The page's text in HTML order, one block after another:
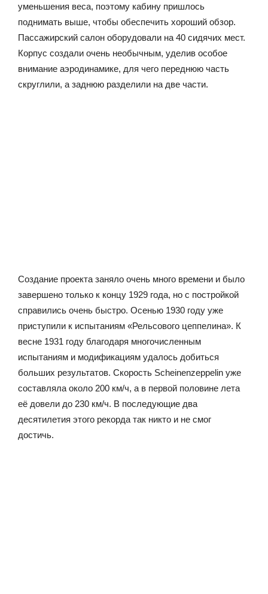
уменьшения веса, поэтому кабину пришлось
поднимать выше, чтобы обеспечить хороший обзор.
Пассажирский салон оборудовали на 40 сидячих мест.
Корпус создали очень необычным, уделив особое
внимание аэродинамике, для чего переднюю часть
скруглили, а заднюю разделили на две части.
Создание проекта заняло очень много времени и было
завершено только к концу 1929 года, но с постройкой
справились очень быстро. Осенью 1930 году уже
приступили к испытаниям «Рельсового цеппелина». К
весне 1931 году благодаря многочисленным
испытаниям и модификациям удалось добиться
больших результатов. Скорость Scheinenzeppelin уже
составляла около 200 км/ч, а в первой половине лета
её довели до 230 км/ч. В последующие два
десятилетия этого рекорда так никто и не смог
достичь.